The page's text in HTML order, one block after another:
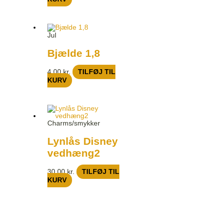
Jul
Bjælde 1,8
4,00kr.
TILFØJ TIL
KURV
Charms/smykker
Lynlås Disney
vedhæng2
30,00kr.
TILFØJ TIL
KURV